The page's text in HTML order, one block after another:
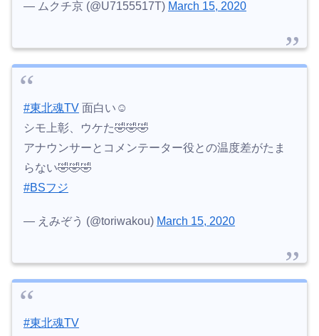
— ムクチ京 (@U7155517T) March 15, 2020
#東北魂TV 面白い☺
シモ上彰、ウケた🤣🤣🤣
アナウンサーとコメンテーター役との温度差がたま
らない🤣🤣🤣
#BSフジ
— えみぞう (@toriwakou) March 15, 2020
#東北魂TV